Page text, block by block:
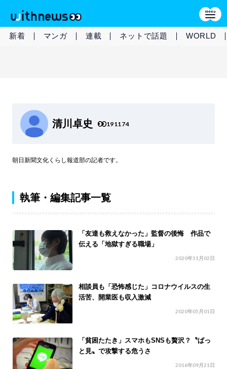
新着 マンガ 連載 ネットで話題 WORLD
清川卓史 191174
朝日新聞文化くらし報道部の記者です。
執筆・編集記事一覧
「友達も救えなかった」監督の後悔 作品で
伝える「地獄すぎる職場」
2020年11月02日
相談員も「恐怖感じた」コロナウイルスの生
活苦、開業医も収入激減
2020年05月01日
「貧困たたき」スマホもSNSも贅沢？〝ぱっ
と見〟で攻撃する危うさ
2016年09月21日